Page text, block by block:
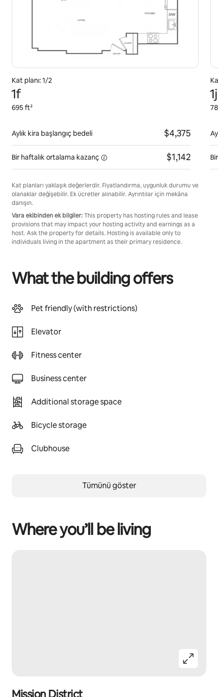
Kat planı: 1/2
1f
695 ft²
Aylık kira başlangıç bedeli $4,375
Bir haftalık ortalama kazanç $1,142
Kat planları yaklaşık değerlerdir. Fiyatlandırma, uygunluk durumu ve
olanaklar değişebilir. Ek ücretler alınabilir. Ayrıntılar için mekâna
danışın.
Vara ekibinden ek bilgiler:This property has hosting rules and lease
provisions that may impact your hosting activity and earnings as a
host. Ask the property for details. Hosting is available only to
individuals living in the apartment as their primary residence.
What the building offers
Pet friendly (with restrictions)
Elevator
Fitness center
Business center
Additional storage space
Bicycle storage
Clubhouse
Tümünü göster
Where you’ll be living